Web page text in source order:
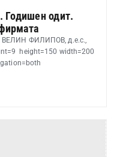
Годишен одит.
ВЕЛИН ФИЛИПОВ, д.е.с.,
height=150 width=200